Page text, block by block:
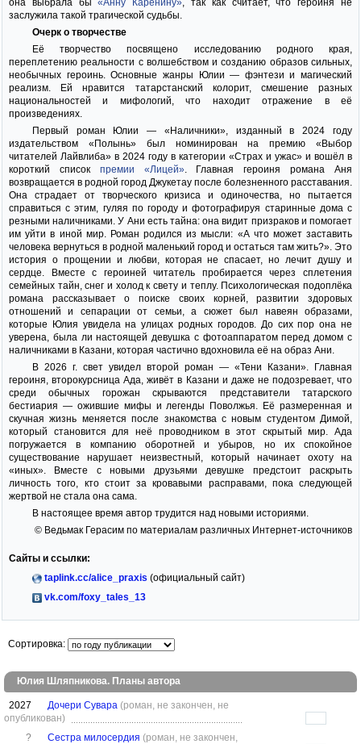
она выбрала бы«Анну Каренину», так как считает, что героиня не
заслужила такой трагической судьбы.
Очерк о творчестве
Её творчество посвящено исследованию родного края,
переплетению реальности с волшебством и созданию образов сильных,
необычных героинь. Основные жанры Юлии — фэнтези и магический
реализм. Ей нравится татарстанский колорит, смешение разных
национальностей и мифологий, что находит отражение в её
произведениях.
Первый роман Юлии — «Наличники», изданный в 2024 году
издательством «Полынь» был номинирован на премию «Выбор
читателей Лайвлиба» в 2024 году в категории «Страх и ужас» и вошёл в
короткий список премии «Лицей». Главная героиня романа Аня
возвращается в родной город Джукетау после болезненного расставания.
Она страдает от творческого кризиса и одиночества, но пытается
справиться с этим, гуляя по городу и фотографируя старинные дома с
резными наличниками. У Ани есть тайна: она видит призраков и помогает
им уйти в иной мир. Роман родился из мысли: «А что может заставить
человека вернуться в родной маленький город и остаться там жить?». Это
история о прощении и любви, которая не спасает, но лечит душу и
сердце. Вместе с героиней читатель пробирается через сплетения
семейных тайн, снег и холод к свету и теплу. Психологическая подоплёка
романа рассказывает о поиске своих корней, развитии здоровых
отношений и сепарации от семьи, а сюжет был навеян образами,
которые Юлия увидела на улицах родных городов. До сих пор она не
уверена, была ли настоящей девушка с фотоаппаратом перед домом с
наличниками в Казани, которая частично вдохновила её на образ Ани.
В 2026 г. свет увидел второй роман — «Тени Казани». Главная
героиня, второкурсница Ада, живёт в Казани и даже не подозревает, что
среди обычных горожан скрываются представители татарского
бестиария — ожившие мифы и легенды Поволжья. Её размеренная и
скучная жизнь меняется после знакомства с новым студентом Димой,
который становится для неё проводником в этот скрытый мир. Ада
погружается в компанию оборотней и убыров, но их спокойное
существование нарушает неизвестный, который начинает охоту на
«иных». Вместе с новыми друзьями девушке предстоит раскрыть
личность того, кто стоит за кровавыми расправами, пока следующей
жертвой не стала она сама.
В настоящее время автор трудится над новыми историями.
© Ведьмак Герасим по материалам различных Интернет-источников
Сайты и ссылки:
taplink.cc/alice_praxis (официальный сайт)
vk.com/foxy_tales_13
Сортировка:
Юлия Шляпникова. Планы автора
2027 Дочери Сувара (роман, не закончен, не
опубликован)
?
Сестра милосердия (роман, не закончен,